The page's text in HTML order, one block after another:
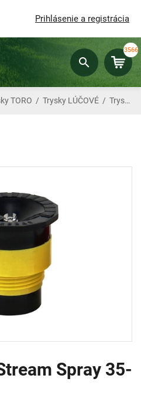
Prihlásenie a registrácia
3566
TORO / Trysky LÚČOVÉ / Tryska TORO Stream Spray 35-SSH-PC
Spray 35-